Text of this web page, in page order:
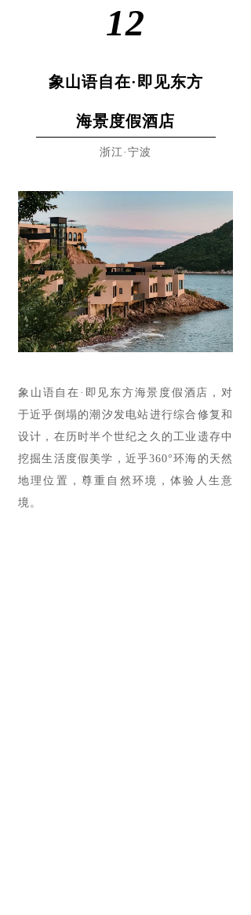
12
象山语自在·即见东方
海景度假酒店
浙江·宁波
象山语自在·即见东方海景度假酒店，对
于近乎倒塌的潮汐发电站进行综合修复和
设计，在历时半个世纪之久的工业遗存中
挖掘生活度假美学，近乎360°环海的天然
地理位置，尊重自然环境，体验人生意
境。